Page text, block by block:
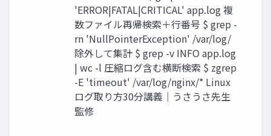
'ERROR|FATAL|CRITICAL' app.log 複
数ファイル再帰検索＋行番号 $ grep -
rn 'NullPointerException' /var/log/
除外して集計 $ grep -v INFO app.log
| wc -l 圧縮ログ含む横断検索 $ zgrep
-E 'timeout' /var/log/nginx/* Linux
ログ取り方30分講義｜うさうさ先生
監修